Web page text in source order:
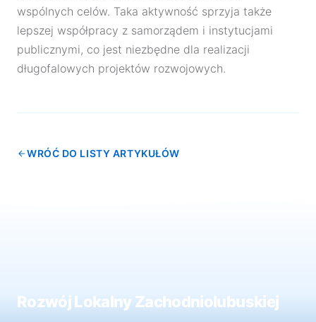
wspólnych celów. Taka aktywność sprzyja także
lepszej współpracy z samorządem i instytucjami
publicznymi, co jest niezbędne dla realizacji
długofalowych projektów rozwojowych.
WRÓĆ DO LISTY ARTYKUŁÓW
Rozwój Lokalny Zachodniolubuskiej